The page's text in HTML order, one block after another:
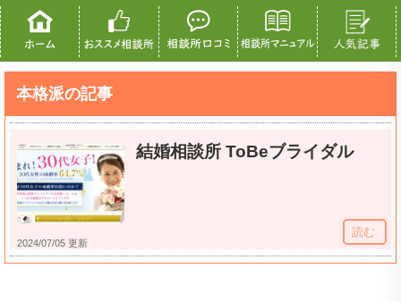
本格派の記事
2024/07/05 更新
結婚相談所 ToBeブライダル
読む